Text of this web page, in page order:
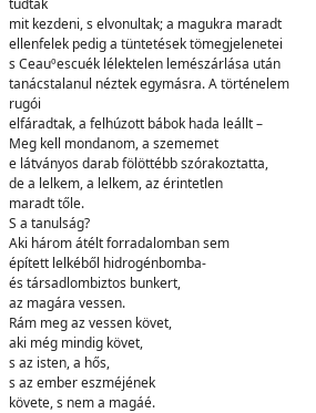
tudtak
mit kezdeni, s elvonultak; a magukra maradt
ellenfelek pedig a tüntetések tömegjelenetei
s Ceauºescuék lélektelen lemészárlása után
tanácstalanul néztek egymásra. A történelem
rugói
elfáradtak, a felhúzott bábok hada leállt –
Meg kell mondanom, a szememet
e látványos darab fölöttébb szórakoztatta,
de a lelkem, a lelkem, az érintetlen
maradt tőle.
S a tanulság?
Aki három átélt forradalomban sem
épített lelkéből hidrogénbomba-
és társadlombiztos bunkert,
az magára vessen.
Rám meg az vessen követ,
aki még mindig követ,
s az isten, a hős,
s az ember eszméjének
követe, s nem a magáé.